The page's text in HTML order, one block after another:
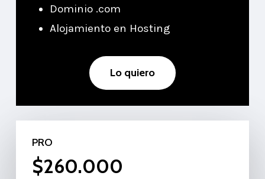
Dominio .com
Alojamiento en Hosting
Lo quiero
PRO
$260.000